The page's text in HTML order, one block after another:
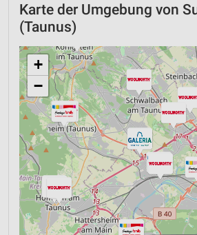
Karte der Umgebung von
(Taunus)
+
−